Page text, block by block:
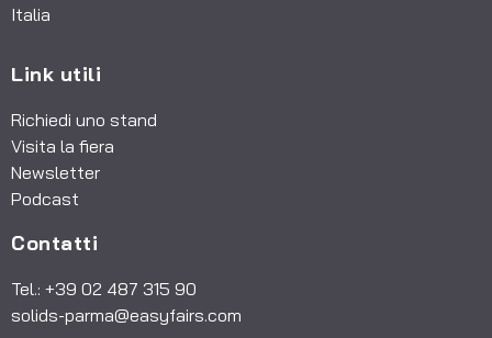
Italia
Link utili
Richiedi uno stand
Visita la fiera
Newsletter
Podcast
Contatti
Tel.: +39 02 487 315 90
solids-parma@easyfairs.com